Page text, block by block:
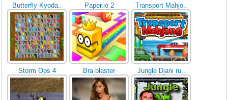
Butterfly Kyoda.. Paper.io 2 Transport Mahjo..
Storm Ops 4 Bra blaster Jungle Djani ru..